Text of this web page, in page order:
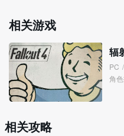
相关游戏
辐
PC /
角
相关攻略